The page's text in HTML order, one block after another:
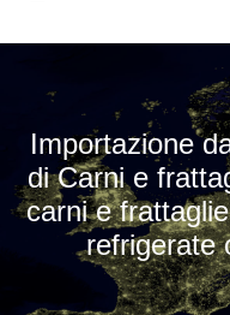
Importazione
di Carni e
carni e
refrigerate